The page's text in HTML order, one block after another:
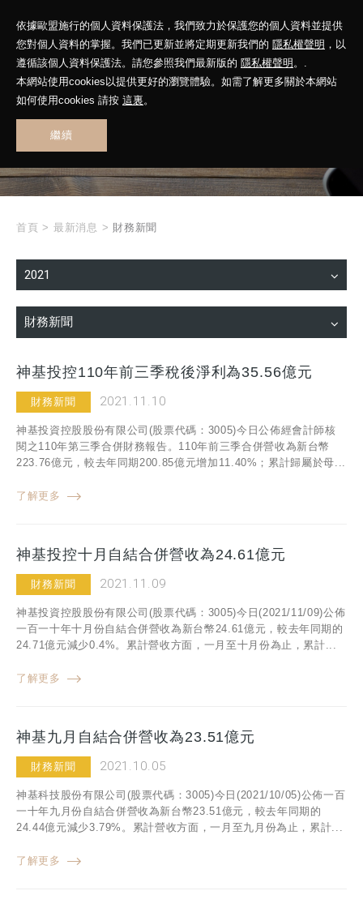
依據歐盟施行的個人資料保護法，我們致力於保護您的個人資料並提供
您對個人資料的掌握。我們已更新並將定期更新我們的 隱私權聲明 ，以
遵循該個人資料保護法。請您參照我們最新版的 隱私權聲明 。.
本網站使用cookies以提供更好的瀏覽體驗。如需了解更多關於本網站
如何使用cookies 請按 這裏。
繼續
WHAT'S NEW
首頁 > 最新消息 > 財務新聞
2021
財務新聞
神基投控110年前三季稅後淨利為35.56億元
財務新聞 2021.11.10
神基投資控股股份有限公司(股票代碼：3005)今日公佈經會計師核
閱之110年第三季合併財務報告。110年前三季合併營收為新台幣
223.76億元，較去年同期200.85億元增加11.40%；累計歸屬於母...
了解更多
神基投控十月自結合併營收為24.61億元
財務新聞 2021.11.09
神基投資控股股份有限公司(股票代碼：3005)今日(2021/11/09)公佈
一百一十年十月份自結合併營收為新台幣24.61億元，較去年同期的
24.71億元減少0.4%。累計營收方面，一月至十月份為止，累計...
了解更多
神基九月自結合併營收為23.51億元
財務新聞 2021.10.05
神基科技股份有限公司(股票代碼：3005)今日(2021/10/05)公佈一百
一十年九月份自結合併營收為新台幣23.51億元，較去年同期的
24.44億元減少3.79%。累計營收方面，一月至九月份為止，累計...
了解更多